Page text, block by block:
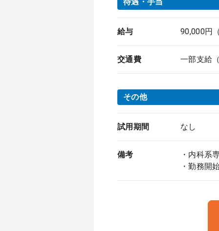
給与 90,000円
交通費 一部支給
その他
試用期間 なし
備考
・内科系
・勤務開